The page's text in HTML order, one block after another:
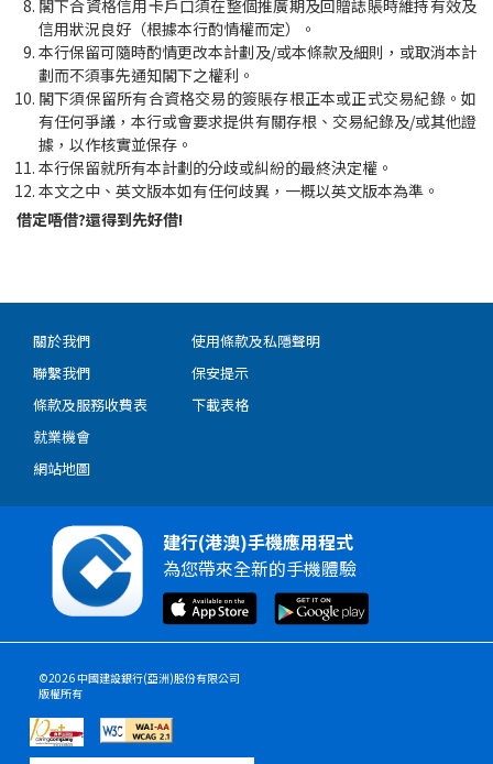
閣下合資格信用卡戶口須在整個推廣期及回贈誌賬時維持有效及
信用狀況良好（根據本行酌情權而定）。
本行保留可隨時酌情更改本計劃及/或本條款及細則，或取消本計
劃而不須事先通知閣下之權利。
閣下須保留所有合資格交易的簽賬存根正本或正式交易紀錄。如
有任何爭議，本行或會要求提供有關存根、交易紀錄及/或其他證
據，以作核實並保存。
本行保留就所有本計劃的分歧或糾紛的最終決定權。
本文之中、英文版本如有任何歧異，一概以英文版本為準。
借定唔借?還得到先好借!
關於我們
聯繫我們
條款及服務收費表
就業機會
網站地圖
使用條款及私隱聲明
保安提示
下載表格
建行(港澳)手機應用程式
為您帶來全新的手機體驗
©2026 中國建設銀行(亞洲)股份有限公司
版權所有